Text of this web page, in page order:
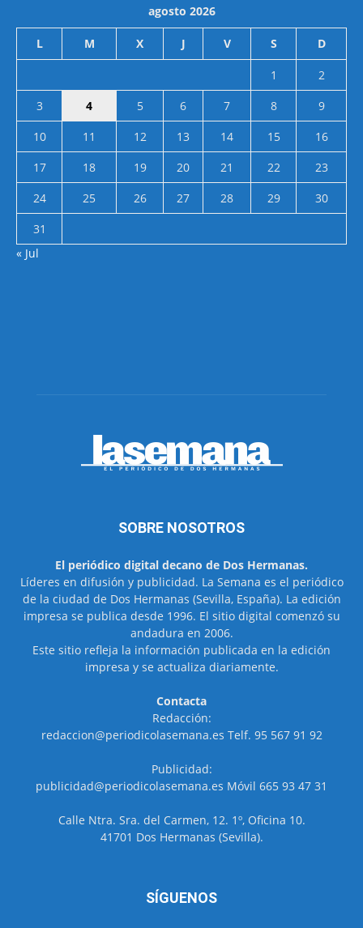
agosto 2026
L M X J V S D
1
2
3
4 5 6 7 8
9
10
11 12 13 14 15
16
17
18 19 20 21 22
23
24
25 26 27 28 29
30
31
« Jul
SOBRE NOSOTROS
El periódico digital decano de Dos Hermanas.
Líderes en difusión y publicidad. La Semana es el periódico
de la ciudad de Dos Hermanas (Sevilla, España). La edición
impresa se publica desde 1996. El sitio digital comenzó su
andadura en 2006.
Este sitio refleja la información publicada en la edición
impresa y se actualiza diariamente.
Contacta
Redacción:
redaccion@periodicolasemana.es Telf. 95 567 91 92
Publicidad:
publicidad@periodicolasemana.es Móvil 665 93 47 31
Calle Ntra. Sra. del Carmen, 12. 1º, Oficina 10.
41701 Dos Hermanas (Sevilla).
SÍGUENOS